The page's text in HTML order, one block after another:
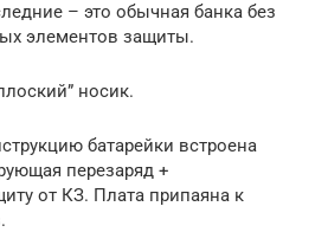
– это обычная банка без
элементов защиты.
носик.
батарейки встроена
перезаряд +
от КЗ. Плата припаяна к